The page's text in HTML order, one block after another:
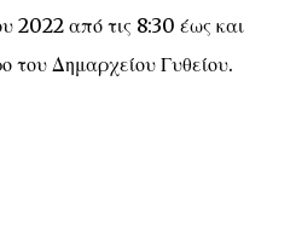
2022 από τις 8:30 έως και
του Δημαρχείου Γυθείου.